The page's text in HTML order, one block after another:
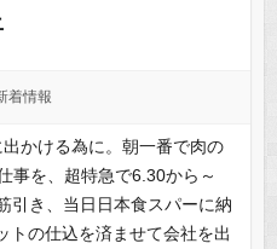
着情報
かける為に。朝一番で肉の
事を、超特急で6.30から～
引き、当日日本食スパーに納
トの仕込を済ませて会社を出